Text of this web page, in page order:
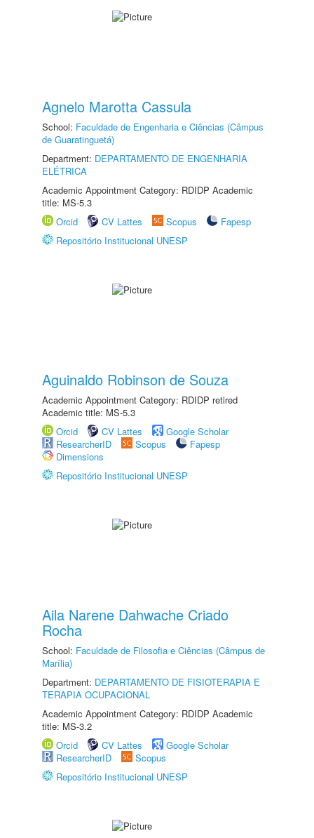
Agnelo Marotta Cassula
School: Faculdade de Engenharia e Ciências (Câmpus
de Guaratinguetá)
Department: DEPARTAMENTO DE ENGENHARIA
ELÉTRICA
Academic Appointment Category: RDIDP Academic
title: MS-5.3
Orcid
CV Lattes Scopus
Fapesp
Repositório Institucional UNESP
Aguinaldo Robinson de Souza
Academic Appointment Category: RDIDP retired
Academic title: MS-5.3
Orcid
CV Lattes
Google Scholar
ResearcherID
Scopus
Fapesp
Dimensions
Repositório Institucional UNESP
Aila Narene Dahwache Criado
Rocha
School: Faculdade de Filosofia e Ciências (Câmpus de
Marília)
Department: DEPARTAMENTO DE FISIOTERAPIA E
TERAPIA OCUPACIONAL
Academic Appointment Category: RDIDP Academic
title: MS-3.2
Orcid
CV Lattes
Google Scholar
ResearcherID
Scopus
Repositório Institucional UNESP